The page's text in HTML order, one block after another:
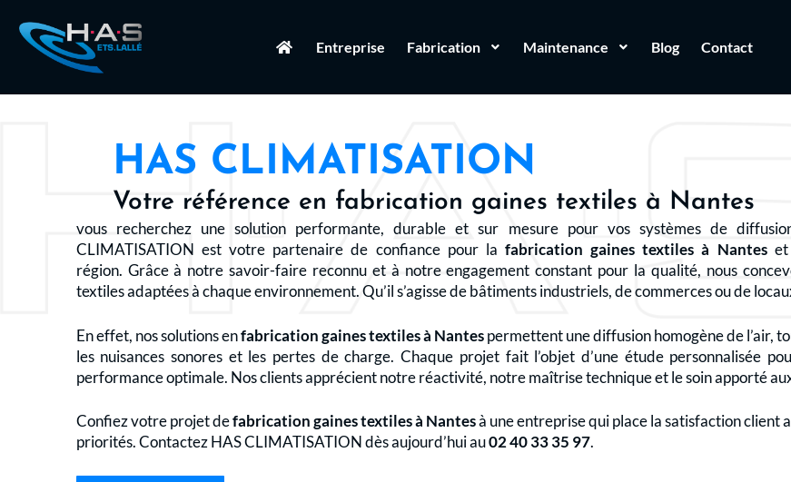
Entreprise Fabrication Maintenance Blog Contact
HAS CLIMATISATION
Votre référence en fabrication gaines textiles à Nantes
vous recherchez une solution performante, durable et sur mesure pour vos systèmes de
CLIMATISATION est votre partenaire de confiance pour la fabrication gaines textiles à Nanteset
région. Grâce à notre savoir-faire reconnu et à notre engagement constant pour la qualité, nous
textiles adaptées à chaque environnement. Qu’il s’agisse de bâtiments industriels, de commerces ou de
En effet, nos solutions enfabrication gaines textiles à Nantespermettent une diffusion homogène de l’air,
les nuisances sonores et les pertes de charge. Chaque projet fait l’objet d’une étude personnalisée
performance optimale. Nos clients apprécient notre réactivité, notre maîtrise technique et le soin apporté
Confiez votre projet defabrication gaines textiles à Nantesà une entreprise qui place la satisfaction client
priorités. Contactez HAS CLIMATISATION dès aujourd’hui au02 40 33 35 97.